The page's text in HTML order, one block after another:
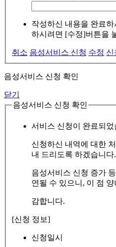
작성하신 내용을 완료
하시려면 [수정]버튼을
취소 음성서비스 신청 수정 신
음성서비스 신청 확인
닫기
음성서비스 신청 확인
서비스 신청이 완료되었
신청하신 내역에 대한
내 드리도록 하겠습니다.
음성서비스 신청 증가
연될 수 있으니, 이 점
감합니다.
[신청 정보]
신청일시